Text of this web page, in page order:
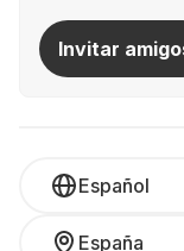
Invitar
Español
España